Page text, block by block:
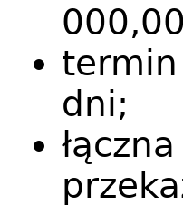
dni;